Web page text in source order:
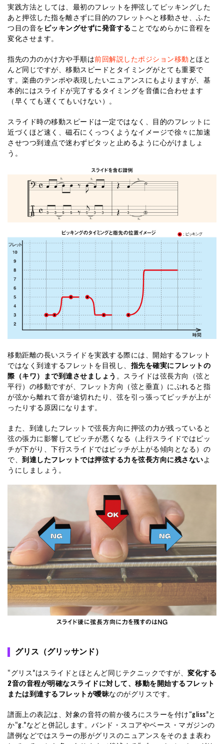
実践方法としては、最初のフレットを押弦してピッキングした
あと押弦した指を離さずに目的のフレットへと移動させ、ふた
つ目の音をピッキングせずに発音することでなめらかに音程を
変化させます。
指先の力のかけ方や手順は前回解説したポジション移動とほと
んど同じですが、移動スピードとタイミングがとても重要で
す。楽曲のテンポや表現したいニュアンスにもよりますが、基
本的にはスライドが完了するタイミングを音価に合わせます
（早くても遅くてもいけない）。
スライド時の移動スピードは一定ではなく、目的のフレットに
近づくほど速く、磁石にくっつくようなイメージで徐々に加速
させつつ到達点で迷わずピタッと止めるように心がけましょ
う。
移動距離の長いスライドを実践する際には、開始するフレット
ではなく到達するフレットを目視し、 指先を確実にフレットの
際（キワ）まで到達させましょう 。スライドは弦長方向（弦と
平行）の移動ですが、フレット方向（弦と垂直）にぶれると指
が弦から離れて音が途切れたり、弦を引っ張ってピッチが上が
ったりする原因になります。
また、到達したフレットで弦長方向に押弦の力が残っていると
弦の張力に影響してピッチが悪くなる（上行スライドではピッ
チが下がり、下行スライドではピッチが上がる傾向となる）の
で、 到達したフレットでは押弦する力を弦長方向に残さないよ
うにしましょう。
グリス（グリッサンド）
“グリス”はスライドとほとんど同じテクニックですが、 変化する
2音の音程が明確なスライドに対して、移動を開始するフレット
または到達するフレットが曖昧なのがグリスです。
譜面上の表記は、対象の音符の前か後ろにスラーを付け“gliss”と
か“g.”などと併記します。バンド・スコアやベース・マガジンの
譜例などではスラーの形がグリスのニュアンスをそのまま表わ